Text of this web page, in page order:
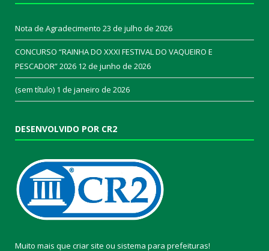
Nota de Agradecimento 23 de julho de 2026
CONCURSO “RAINHA DO XXXI FESTIVAL DO VAQUEIRO E
PESCADOR” 2026 12 de junho de 2026
(sem título) 1 de janeiro de 2026
DESENVOLVIDO POR CR2
Muito mais que criar site ou sistema para prefeituras!